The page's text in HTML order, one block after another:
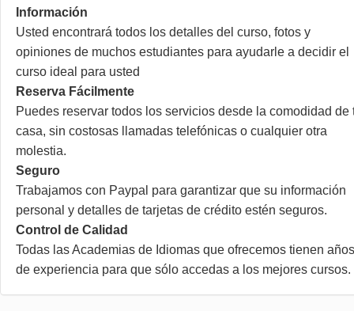
Información
Usted encontrará todos los detalles del curso, fotos y
opiniones de muchos estudiantes para ayudarle a decidir el
curso ideal para usted
Reserva Fácilmente
Puedes reservar todos los servicios desde la comodidad de
casa, sin costosas llamadas telefónicas o cualquier otra
molestia.
Seguro
Trabajamos con Paypal para garantizar que su información
personal y detalles de tarjetas de crédito estén seguros.
Control de Calidad
Todas las Academias de Idiomas que ofrecemos tienen años
de experiencia para que sólo accedas a los mejores cursos.